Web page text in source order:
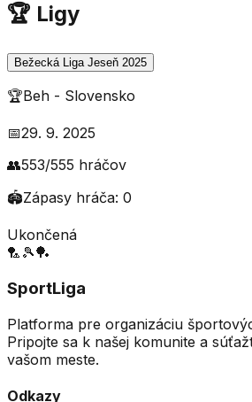
🏆 Ligy
Bežecká Liga Jeseň 2025
🏆Beh - Slovensko
📅29. 9. 2025
👥553/555 hráčov
🏟️Zápasy hráča: 0
Ukončená
🏸 🎾🏓
SportLiga
Platforma pre organizáciu
Pripojte sa k našej komunite a
vašom meste.
Odkazy